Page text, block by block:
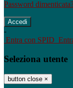
Password
-
Entra con SPID
Seleziona utente
button close ×